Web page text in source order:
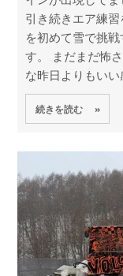
引き続きエア練
を初めて雪で挑
す。 まだまだ怖
な昨日よりもい
続きを読む »